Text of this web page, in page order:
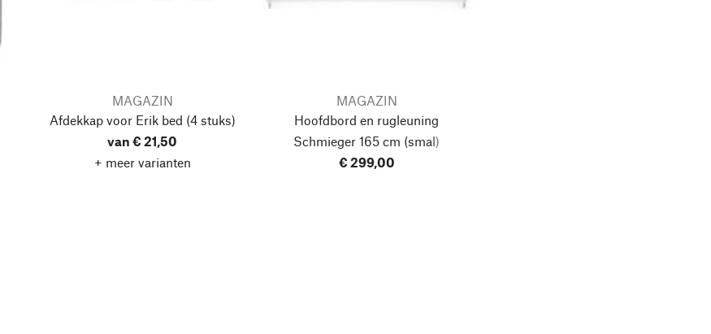
MAGAZIN
Afdekkap voor Erik bed (4 stuks)
van € 21,50
+ meer varianten
MAGAZIN
Hoofdbord en rugleuning
Schmieger 165 cm (smal)
€ 299,00